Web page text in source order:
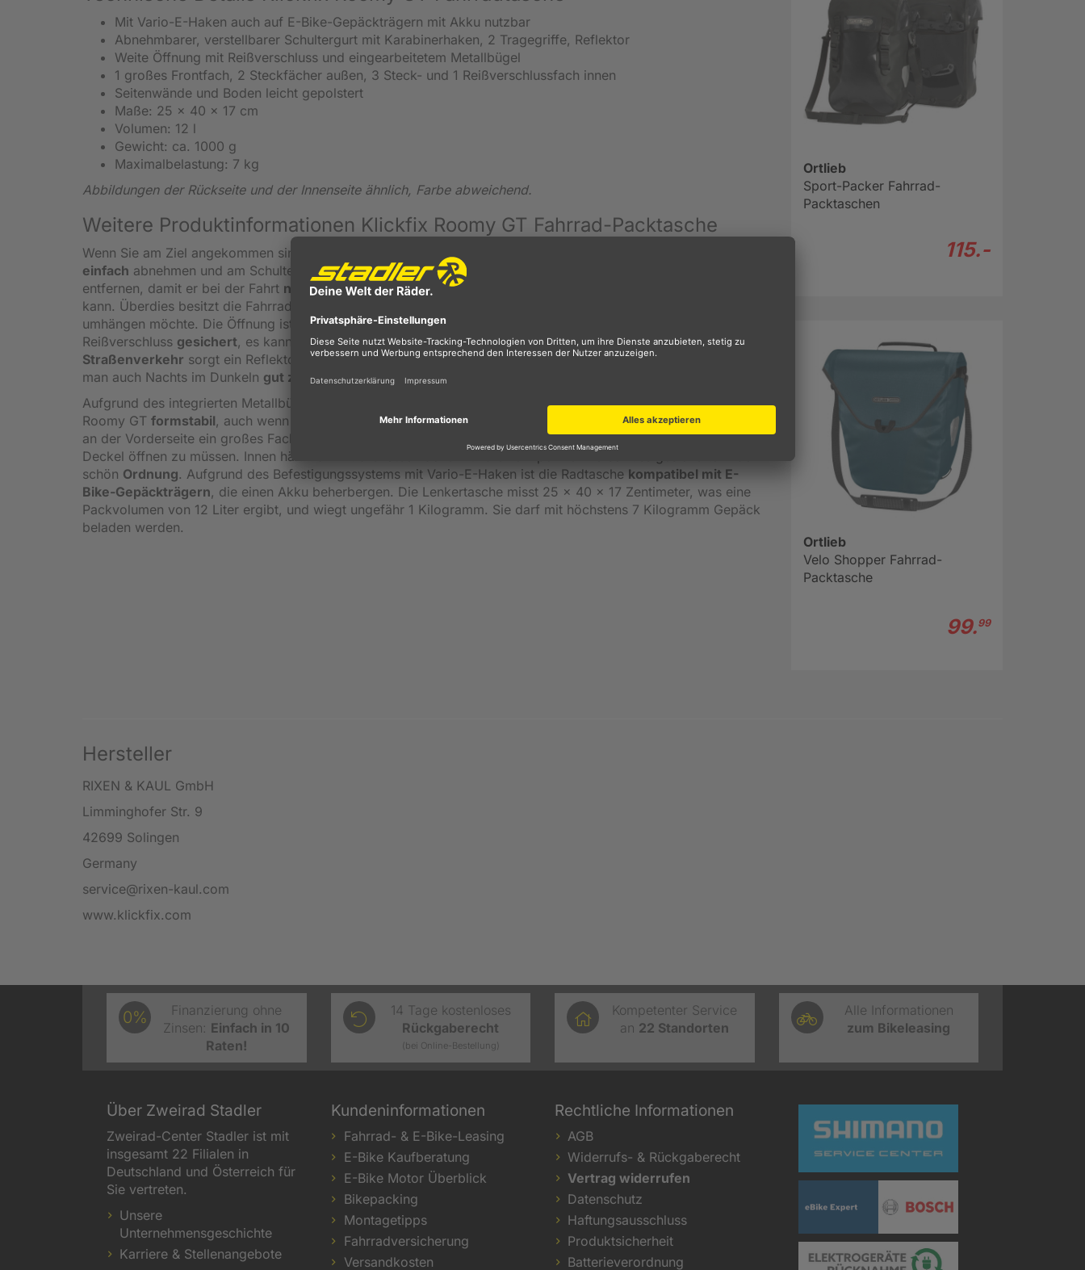
Mit Vario-E-Haken auch auf E-Bike-Gepäckträgern mit Akku nutzbar
Abnehmbarer, verstellbarer Schultergurt mit Karabinerhaken, 2 Tragegriffe, Reflektor
Weite Öffnung mit Reißverschluss und eingearbeitetem Metallbügel
1 großes Frontfach, 2 Steckfächer außen, 3 Steck- und 1 Reißverschlussfach innen
Seitenwände und Boden leicht gepolstert
Maße: 25 x 40 x 17 cm
Volumen: 12 l
Gewicht: ca. 1000 g
Maximalbelastung: 7 kg
Abbildungen der Rückseite und der Innenseite ähnlich, Farbe abweichend.
Weitere Produktinformationen Klickfix Roomy GT Fahrrad-Packtasche
Wenn Sie am Ziel angekommen sind, können Sie die Fahrrad-Tasche dank der Hakenbefestigung
einfach abnehmen und am Schultergurtganz bequemmit sich führen. Der Gurt lässt sich dank Karabinerhaken
entfernen, damit er bei der Fahrt nicht stört, und verstellen, sodass er auf die
kann. Überdies besitzt die Fahrradtasche zwei Griffe zum komfortablen Tragen, falls man sie sich nicht
umhängen möchte. Die Öffnung ist sehr groß, weshalb man sie gut mit Gepäck füllen kann. Der Deckel wird per
Reißverschluss gesichert, es kann also während der Fahrt nichts verloren gehen. Für mehrSicherheit im
Straßenverkehr sorgt ein Reflektor, der das Scheinwerferlicht anderer Verkehrsteilnehmer zurückwirft, sodass
man auch Nachts im Dunkeln gut zu sehenist.
Aufgrund des integrierten Metallbügels und der leichten Polsterung am Boden und an den Seiten ist die Klickfix
Roomy GT formstabil, auch wenn sie nicht voll beladen wird. Außen befinden sich seitlich zwei Steckfächer und
an der Vorderseite ein großes Fach für Kleinigkeiten, auf die man
schnell Zugriffhaben möchte, ohne erst den
Deckel öffnen zu müssen. Innen hält man mit drei Steckfächern und einem per Reißverschluss gesicherten Fach
schön Ordnung. Aufgrund des Befestigungssystems mit Vario-E-Haken ist die Radtasche kompatibel mit E-
Bike-Gepäckträgern, die einen Akku beherbergen. Die Lenkertasche misst 25 x 40 x 17 Zentimeter, was eine
Packvolumen von 12 Liter ergibt, und wiegt ungefähr 1 Kilogramm. Sie darf mit höchstens 7 Kilogramm Gepäck
beladen werden.
Ortlieb
Sport-Packer Fahrrad-
Packtaschen
115.-
Ortlieb
Velo Shopper Fahrrad-
Packtasche
99.99
Hersteller
RIXEN & KAUL GmbH
Limminghofer Str. 9
42699 Solingen
Germany
service@rixen-kaul.com
www.klickfix.com
0%
Finanzierung ohne
Zinsen: Einfach in 10
Raten!
14 Tage kostenloses
Rückgaberecht
(bei Online-Bestellung)
Kompetenter Service
an 22 Standorten
Alle Informationen
zum Bikeleasing
Über Zweirad Stadler
Zweirad-Center Stadler ist mit
insgesamt 22 Filialen in
Deutschland und Österreich für
Sie vertreten.
Unsere
Unternehmensgeschichte
Karriere & Stellenangebote
Kundeninformationen
Fahrrad- & E-Bike-Leasing
E-Bike Kaufberatung
E-Bike Motor Überblick
Bikepacking
Montagetipps
Fahrradversicherung
Versandkosten
Rechtliche Informationen
AGB
Widerrufs- & Rückgaberecht
Vertrag widerrufen
Datenschutz
Haftungsausschluss
Produktsicherheit
Batterieverordnung